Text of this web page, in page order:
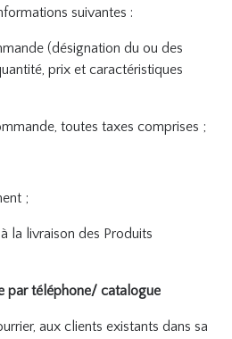
suivantes :
(désignation du ou des
prix et caractéristiques
toutes taxes comprises ;
;
la livraison des Produits
par téléphone/ catalogue
aux clients existants dans sa